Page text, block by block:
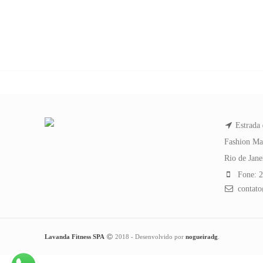
Estrada
Fashion
Rio de
Fone:
Lavanda Fitness SPA 2018 - Desenvolvido por nogueiradg